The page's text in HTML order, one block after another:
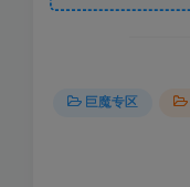
巨魔专区